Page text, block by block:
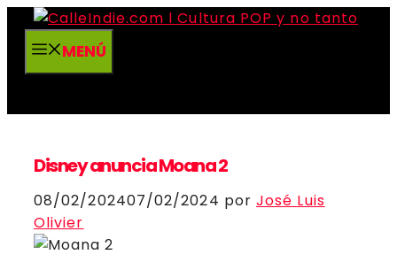
Saltar
contenidoMENÚ
Disney anuncia Moana 2
08/02/202407/02/2024 porJosé Luis
Olivier